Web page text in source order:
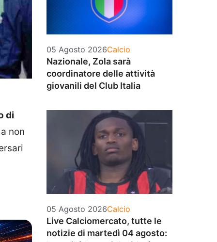
di
non
05 Agosto 2026Categorie
Calcio
Nazionale, Zola sarà
coordinatore delle attività
giovanili del Club Italia
05 Agosto 2026Categorie
Calcio
Live Calciomercato, tutte le
notizie di martedì 04 agosto: